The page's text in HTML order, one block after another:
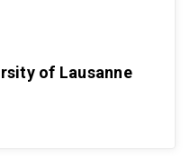
of Lausanne